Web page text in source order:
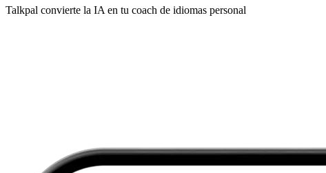
Talkpal convierte la IA en tu coach de idiomas personal